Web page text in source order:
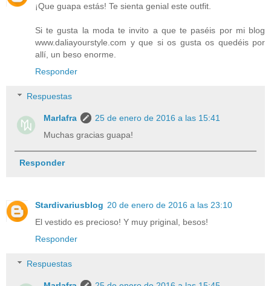
¡Que guapa estás! Te sienta genial este outfit.
Si te gusta la moda te invito a que te paséis por mi blog
www.daliayourstyle.com y que si os gusta os quedéis por
allí, un beso enorme.
Responder
Respuestas
Marlafra
25 de enero de 2016 a las 15:41
Muchas gracias guapa!
Responder
Stardivariusblog 20 de enero de 2016 a las 23:10
El vestido es precioso! Y muy priginal, besos!
Responder
Respuestas